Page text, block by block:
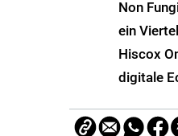
Non
ein
Hiscox
digitale